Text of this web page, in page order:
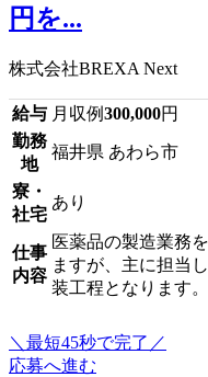
円を...
株式会社BREXA Next
給与 月収例300,000円
勤務
地
福井県 あわら市
寮・
社宅
あり
仕事
内容
医薬品の製造業務
ますが、主に担当
装工程となります
＼最短45秒で完了／
応募へ進む